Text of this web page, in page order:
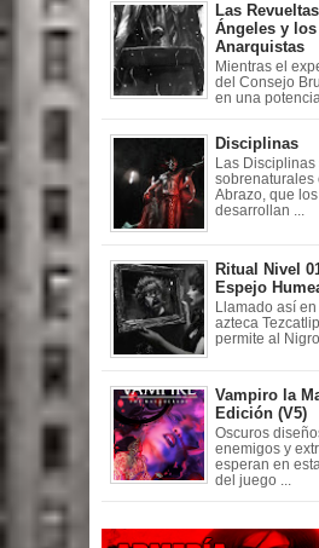
Las
Ángeles y
Anarquistas
Mientras el
del Consejo
en una
Disciplinas
Las
sobrenaturales
Abrazo, que
desarrollan ...
Ritual Nivel
Espejo
Llamado así
azteca
permite al
Vampiro la
Edición (V5)
Oscuros
enemigos y
esperan en
del juego ...